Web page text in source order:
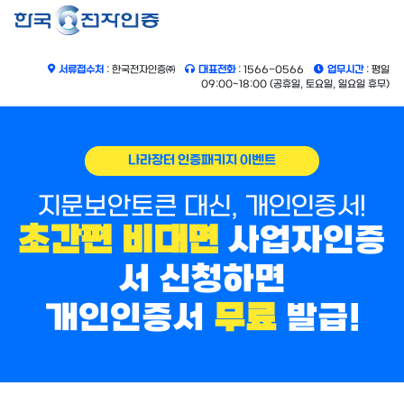
서류접수처 : 한국전자인증㈜ 대표전화: 1566-0566 업무시간: 평일
09:00~18:00 (공휴일, 토요일, 일요일 휴무)
나라장터 인증패키지 이벤트
지문보안토큰 대신, 개인인증서!
초간편 비대면 사업자인증
서 신청하면
개인인증서 무료 발급!